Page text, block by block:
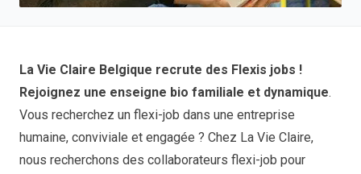
La Vie Claire Belgique recrute des Flexis jobs !
Rejoignez une enseigne bio familiale et dynamique.
Vous recherchez un flexi-job dans une entreprise
humaine, conviviale et engagée ? Chez La Vie Claire,
nous recherchons des collaborateurs flexi-job pour